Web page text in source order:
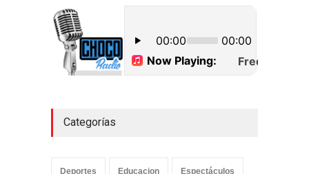
Categorías
Deportes Educacion Espectáculos